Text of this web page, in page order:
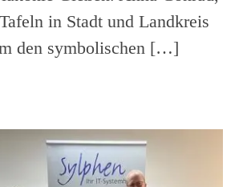
in Stadt und Landkreis
den symbolischen […]